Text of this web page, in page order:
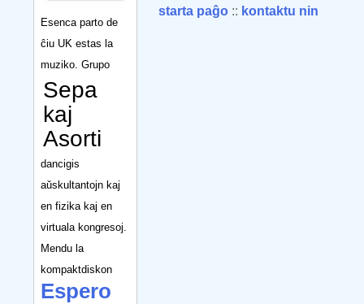
Esenca parto de
ĉiu UK estas la
muziko. Grupo
Sepa
kaj
Asorti
dancigis
aŭskultantojn kaj
en fizika kaj en
virtuala kongresoj.
Mendu la
kompaktdiskon
Espero
starta paĝo :: kontaktu nin